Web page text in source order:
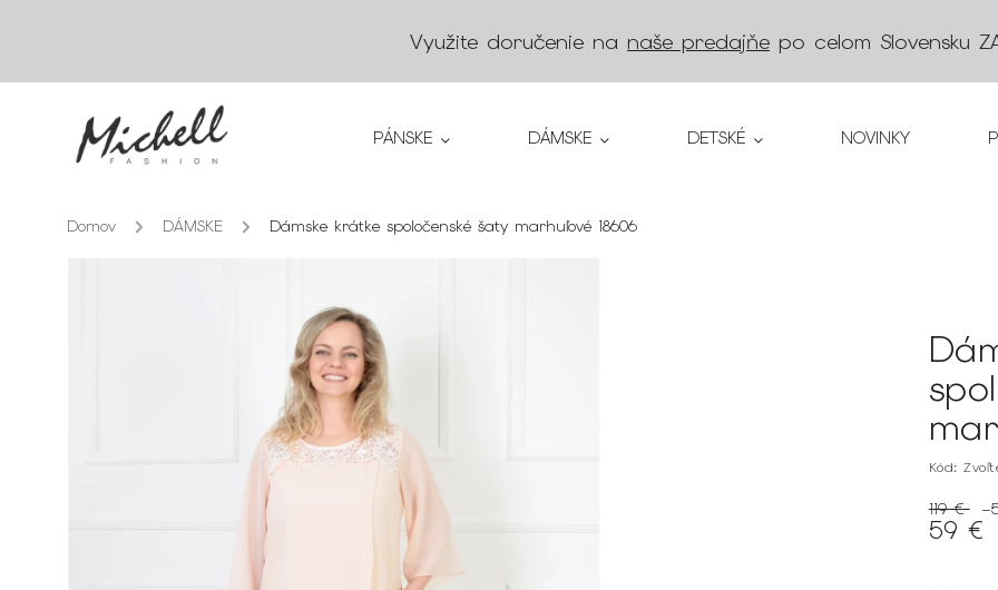
Využite doručenie na naše predajňe po celom Slovensku
PÁNSKE DÁMSKE DETSKÉ NOVINKY
Domov / DÁMSKE / Dámske krátke spoločenské šaty marhuľové 18606
Kód:
119 €
59 €